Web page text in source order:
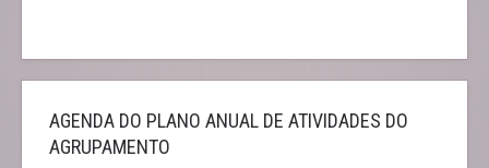
AGENDA DO PLANO ANUAL DE ATIVIDADES DO
AGRUPAMENTO